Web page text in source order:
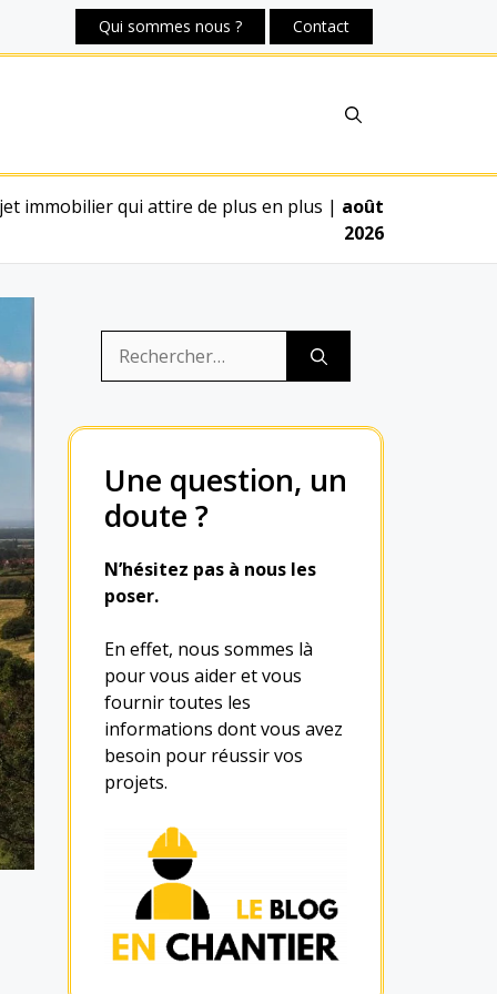
Qui sommes nous ? Contact
immobilier qui attire de plus en plus | août
2026
Une question, un
doute ?
N’hésitez pas à nous les
poser.
En effet, nous sommes là
pour vous aider et vous
fournir toutes les
informations dont vous avez
besoin pour réussir vos
projets.